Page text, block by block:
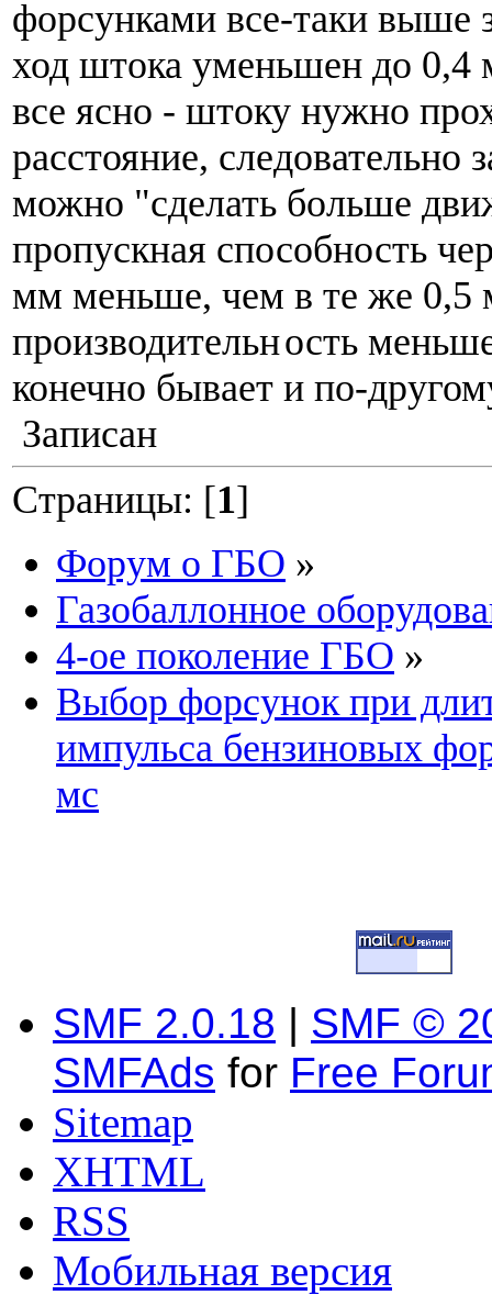
форсунками все-таки выше
ход штока уменьшен до 0,4
все ясно - штоку нужно
расстояние, следовательно
можно "сделать больше
пропускная способность
мм меньше, чем в те же 0,5
производительность
конечно бывает и по-
Записан
Страницы: [1]
Форум о ГБО »
Газобаллонное
4-ое поколение ГБО »
Выбор форсунок при
импульса бензиновых
мс
SMF 2.0.18 | SMF ©
SMFAds for Free
Sitemap
XHTML
RSS
Мобильная версия